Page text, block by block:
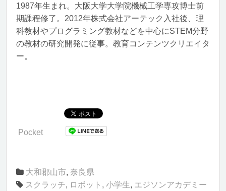
1987年生まれ。大阪大学大学院機械工学専攻博士前
期課程修了。2012年株式会社アーテック入社後、理
科教材やプログラミング教材などを中心にSTEM分野
の教材の研究開発に従事。教育コンテンツクリエイタ
ー。
Pocket
大和郡山市, 奈良県
スクラッチ, ロボット , 小学生, エジソンアカデミー